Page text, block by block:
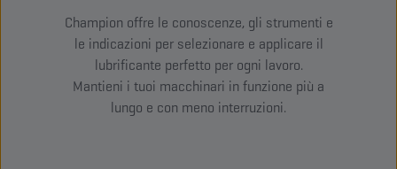
Champion offre le conoscenze, gli strumenti e
le indicazioni per selezionare e applicare il
lubrificante perfetto per ogni lavoro.
Mantieni i tuoi macchinari in funzione più a
lungo e con meno interruzioni.